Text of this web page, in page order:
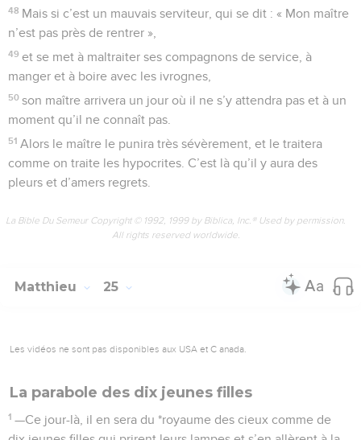
48 Mais si c’est un mauvais serviteur, qui se dit : « Mon maître
n’est pas près de rentrer »,
49 et se met à maltraiter ses compagnons de service, à
manger et à boire avec les ivrognes,
50 son maître arrivera un jour où il ne s’y attendra pas et à un
moment qu’il ne connaît pas.
51 Alors le maître le punira très sévèrement, et le traitera
comme on traite les hypocrites. C’est là qu’il y aura des
pleurs et d’amers regrets.
La Bible Du Semeur Copyright © 1992, 1999 by Biblica, Inc.® Used by permission.
All rights reserved worldwide.
Matthieu 25
Les vidéos ne sont pas disponibles aux USA et C anada.
La parabole des dix jeunes filles
1 —Ce jour-là, il en sera du *royaume des cieux comme de